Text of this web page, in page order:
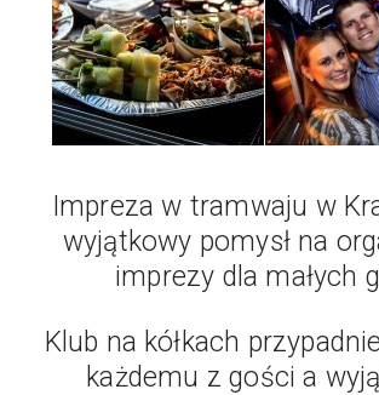
Impreza w tramwaju w
wyjątkowy pomysł na
imprezy dla małych
Klub na kółkach
każdemu z gości a